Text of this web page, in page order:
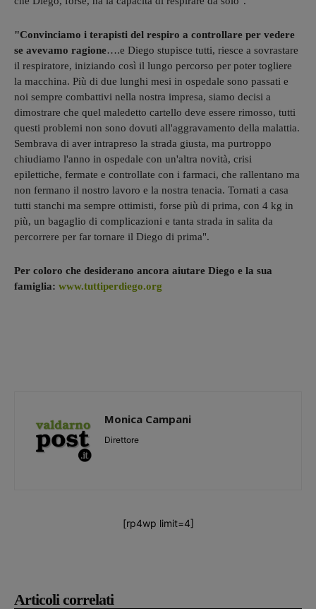
Articoli correlati
"Convinciamo i terapisti del respiro a controllare per vedere
se avevamo ragione….e Diego stupisce tutti, riesce a sovrastare
il respiratore, iniziando così il lungo percorso per poter togliere
la macchina. Più di due lunghi mesi in ospedale sono passati e
noi sempre combattivi nella nostra impresa, siamo decisi a
dimostrare che quel maledetto cartello deve essere rimosso, tutti
questi problemi non sono dovuti all'aggravamento della malattia.
Sembrava di aver intrapreso la strada giusta, ma purtroppo
chiudiamo l'anno in ospedale con un'altra novità, crisi
epilettiche, fermate e controllate con i farmaci, che rallentano ma
non fermano il nostro lavoro e la nostra tenacia. Tornati a casa
tutti stanchi ma sempre ottimisti, forse più di prima, con 4 kg in
più, un bagaglio di complicazioni e tanta strada in salita da
percorrere per far tornare il Diego di prima".
Per coloro che desiderano ancora aiutare Diego e la sua
famiglia: www.tuttiperdiego.org
Monica Campani
Direttore
[rp4wp limit=4]